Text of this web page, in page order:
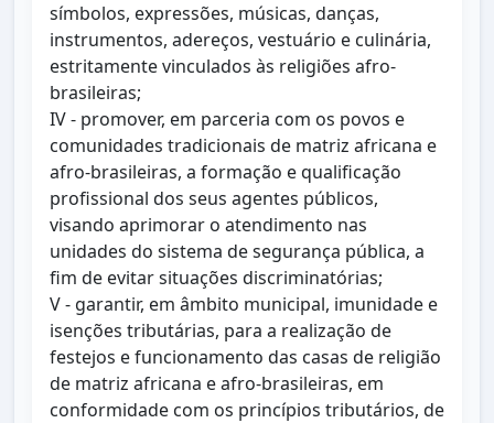
símbolos, expressões, músicas, danças,
instrumentos, adereços, vestuário e culinária,
estritamente vinculados às religiões afro-
brasileiras;
IV - promover, em parceria com os povos e
comunidades tradicionais de matriz africana e
afro-brasileiras, a formação e qualificação
profissional dos seus agentes públicos,
visando aprimorar o atendimento nas
unidades do sistema de segurança pública, a
fim de evitar situações discriminatórias;
V - garantir, em âmbito municipal, imunidade e
isenções tributárias, para a realização de
festejos e funcionamento das casas de religião
de matriz africana e afro-brasileiras, em
conformidade com os princípios tributários, de